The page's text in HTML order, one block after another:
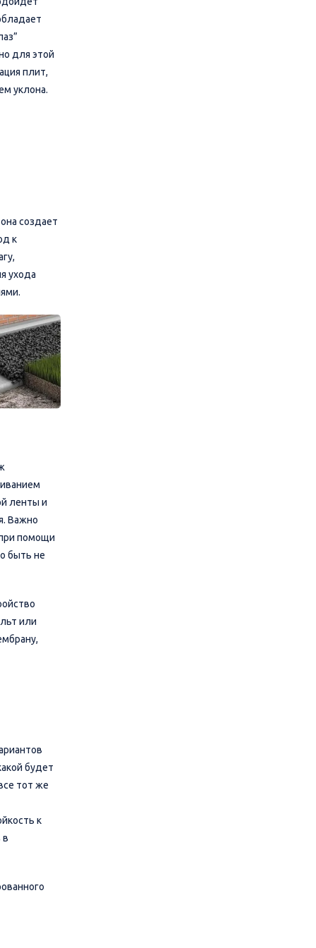
для этой
плит,
уклона.
создает
к
ухода
ленты и
Важно
помощи
быть не
или
будет
тот же
к
в